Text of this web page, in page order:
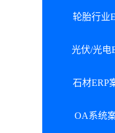
轮胎行业
光伏/光电
石材ERP
OA系统